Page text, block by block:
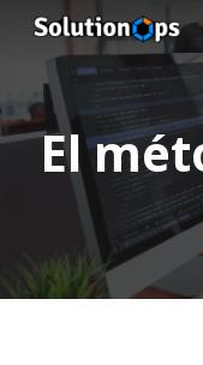
Skip
main
content
El